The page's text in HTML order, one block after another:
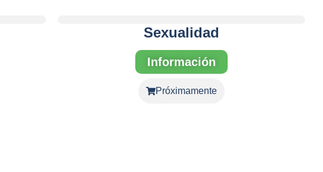
Sexualidad
Información
Próximamente